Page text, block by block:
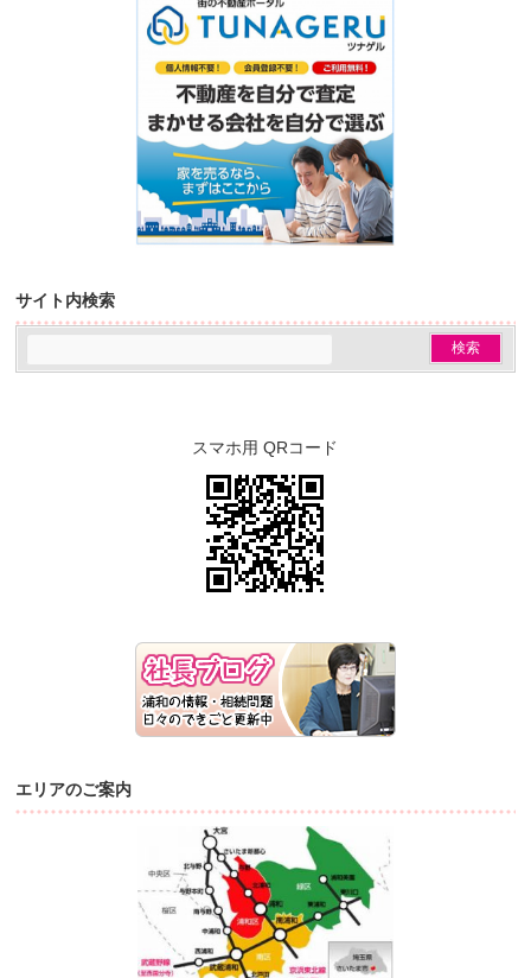
サイト内検索
スマホ用 QRコード
エリアのご案内